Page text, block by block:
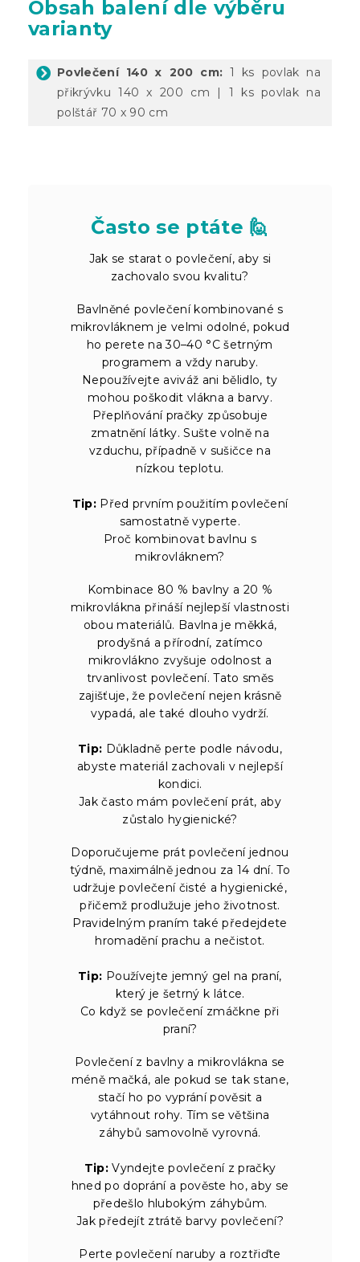
Obsah balení dle výběru
varianty
Povlečení 140 x 200 cm: 1 ks povlak na
přikrývku 140 x 200 cm | 1 ks povlak na
polštář 70 x 90 cm
Často se ptáte 🙋
Jak se starat o povlečení, aby si
zachovalo svou kvalitu?
Bavlněné povlečení kombinované s
mikrovláknem je velmi odolné, pokud
ho perete na 30–40 °C šetrným
programem a vždy naruby.
Nepoužívejte aviváž ani bělidlo, ty
mohou poškodit vlákna a barvy.
Přeplňování pračky způsobuje
zmatnění látky. Sušte volně na
vzduchu, případně v sušičce na
nízkou teplotu.
Tip: Před prvním použitím povlečení
samostatně vyperte.
Proč kombinovat bavlnu s
mikrovláknem?
Kombinace 80 % bavlny a 20 %
mikrovlákna přináší nejlepší vlastnosti
obou materiálů. Bavlna je měkká,
prodyšná a přírodní, zatímco
mikrovlákno zvyšuje odolnost a
trvanlivost povlečení. Tato směs
zajišťuje, že povlečení nejen krásně
vypadá, ale také dlouho vydrží.
Tip: Důkladně perte podle návodu,
abyste materiál zachovali v nejlepší
kondici.
Jak často mám povlečení prát, aby
zůstalo hygienické?
Doporučujeme prát povlečení jednou
týdně, maximálně jednou za 14 dní. To
udržuje povlečení čisté a hygienické,
přičemž prodlužuje jeho životnost.
Pravidelným praním také předejdete
hromadění prachu a nečistot.
Tip: Používejte jemný gel na praní,
který je šetrný k látce.
Co když se povlečení zmáčkne při
praní?
Povlečení z bavlny a mikrovlákna se
méně mačká, ale pokud se tak stane,
stačí ho po vyprání pověsit a
vytáhnout rohy. Tím se většina
záhybů samovolně vyrovná.
Tip: Vyndejte povlečení z pračky
hned po doprání a pověste ho, aby se
předešlo hlubokým záhybům.
Jak předejít ztrátě barvy povlečení?
Perte povlečení naruby a roztřiďte